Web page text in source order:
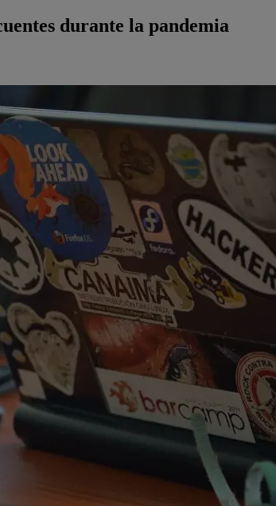
durante la pandemia